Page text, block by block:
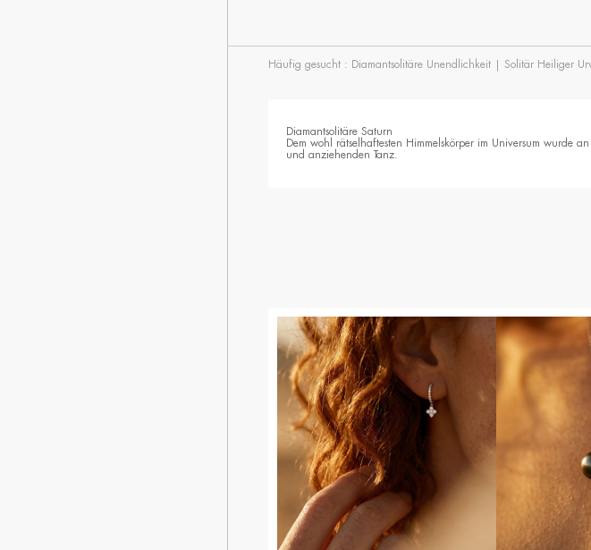
Häufig gesucht : Diamantsolitäre Unendlichkeit| Solitär Heiliger
Diamantsolitäre Saturn
Dem wohl rätselhaftesten Himmelskörper im Universum wurde
und anziehenden Tanz.